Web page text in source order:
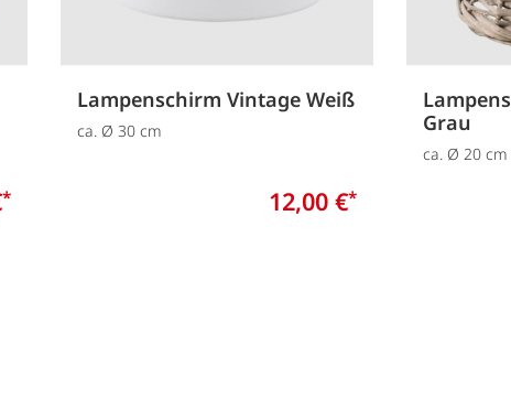
*
Lampenschirm Vintage Weiß
ca. Ø 30 cm
12,00 €*
Grau
ca. Ø 20 cm